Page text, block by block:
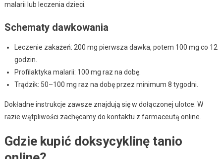
malarii lub leczenia dzieci.
Schematy dawkowania
Leczenie zakażeń: 200 mg pierwsza dawka, potem 100 mg co 12
godzin.
Profilaktyka malarii: 100 mg raz na dobę.
Trądzik: 50–100 mg raz na dobę przez minimum 8 tygodni.
Dokładne instrukcje zawsze znajdują się w dołączonej ulotce. W
razie wątpliwości zachęcamy do kontaktu z farmaceutą online.
Gdzie kupić doksycyklinę tanio